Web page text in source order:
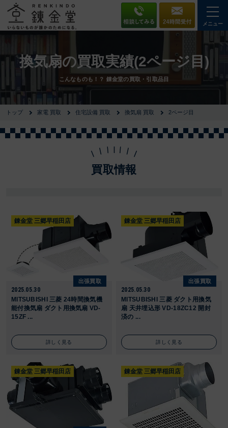
メニュー
換気扇の買取実績(2ページ目)
こんなものも！？ 錬金堂の買取・引取品目
トップ 家電 買取 住宅設備 買取 換気扇 買取 2ページ目
買取情報
錬金堂 三郷早稲田店
出張買取
2025.05.30
MITSUBISHI 三菱 24時間換気機
能付換気扇 ダクト用換気扇 VD-
15ZF ...
詳しく見る
錬金堂 三郷早稲田店
出張買取
2025.05.30
MITSUBISHI 三菱 ダクト用換気
扇 天井埋込形 VD-18ZC12 開封
済の ...
詳しく見る
錬金堂 三郷早稲田店 錬金堂 三郷早稲田店